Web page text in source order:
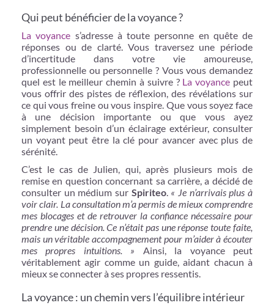
Qui peut bénéficier de la voyance ?
La voyance s’adresse à toute personne en quête de
réponses ou de clarté. Vous traversez une période
d’incertitude dans votre vie amoureuse,
professionnelle ou personnelle ? Vous vous demandez
quel est le meilleur chemin à suivre ? La voyance peut
vous offrir des pistes de réflexion, des révélations sur
ce qui vous freine ou vous inspire. Que vous soyez face
à une décision importante ou que vous ayez
simplement besoin d’un éclairage extérieur, consulter
un voyant peut être la clé pour avancer avec plus de
sérénité.
C’est le cas de Julien, qui, après plusieurs mois de
remise en question concernant sa carrière, a décidé de
consulter un médium sur Spiriteo. « Je n’arrivais plus à
voir clair. La consultation m’a permis de mieux comprendre
mes blocages et de retrouver la confiance nécessaire pour
prendre une décision. Ce n’était pas une réponse toute faite,
mais un véritable accompagnement pour m’aider à écouter
mes propres intuitions. » Ainsi, la voyance peut
véritablement agir comme un guide, aidant chacun à
mieux se connecter à ses propres ressentis.
La voyance : un chemin vers l’équilibre intérieur